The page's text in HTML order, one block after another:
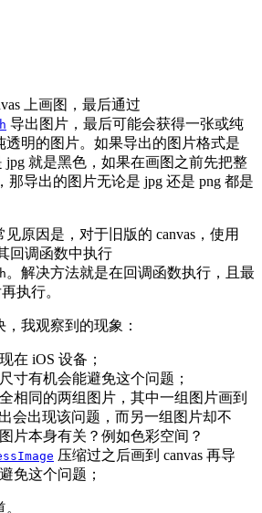
上画图，最后通过
导出图片，最后可能会获得一张或纯
透明的图片。如果导出的图片格式是
jpg 就是黑色，如果在画图之前先把整
那导出的图片无论是 jpg 还是 png 都是
原因是，对于旧版的 canvas，使用
回调函数中执行
。解决方法就是在回调函数执行，且最
执行。
我观察到的现象：
在 iOS 设备；
寸有机会能避免这个问题；
相同的两组图片，其中一组图片画到
会出现该问题，而另一组图片却不
片本身有关？例如色彩空间？
压缩过之后画到 canvas 再导
免这个问题；